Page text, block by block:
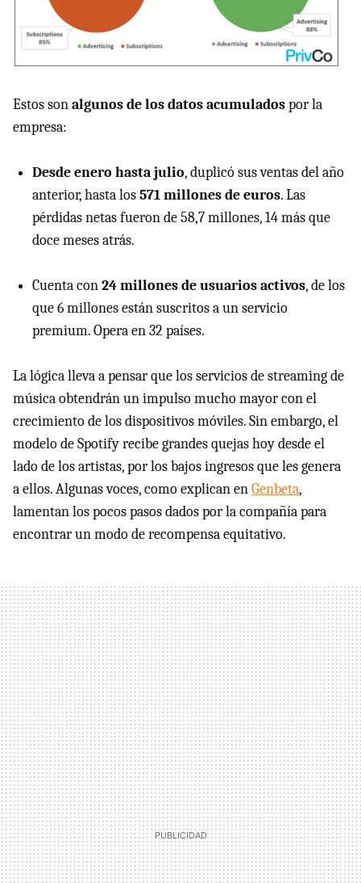
Estos sonalgunos de los datos acumuladospor la
empresa:
Desde enero hasta julio, duplicó sus ventas del año
anterior, hasta los571 millones de euros. Las
pérdidas netas fueron de 58,7 millones, 14 más que
doce meses atrás.
Cuenta con24 millones de usuarios activos, de los
que 6 millones están suscritos a un servicio
premium. Opera en 32 países.
La lógica lleva a pensar que los servicios de streaming de
música obtendrán un impulso mucho mayor con el
crecimiento de los dispositivos móviles. Sin embargo, el
modelo de Spotify recibe grandes quejas hoy desde el
lado de los artistas, por los bajos ingresos que les genera
a ellos. Algunas voces, como explican enGenbeta,
lamentan los pocos pasos dados por la compañía para
encontrar un modo de recompensa equitativo.